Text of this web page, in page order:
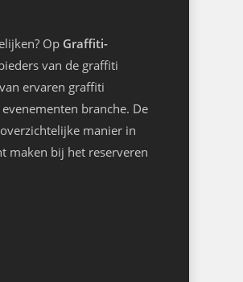
Op Graffiti-
van de graffiti
ervaren graffiti
branche. De
manier in
maken bij het reserveren